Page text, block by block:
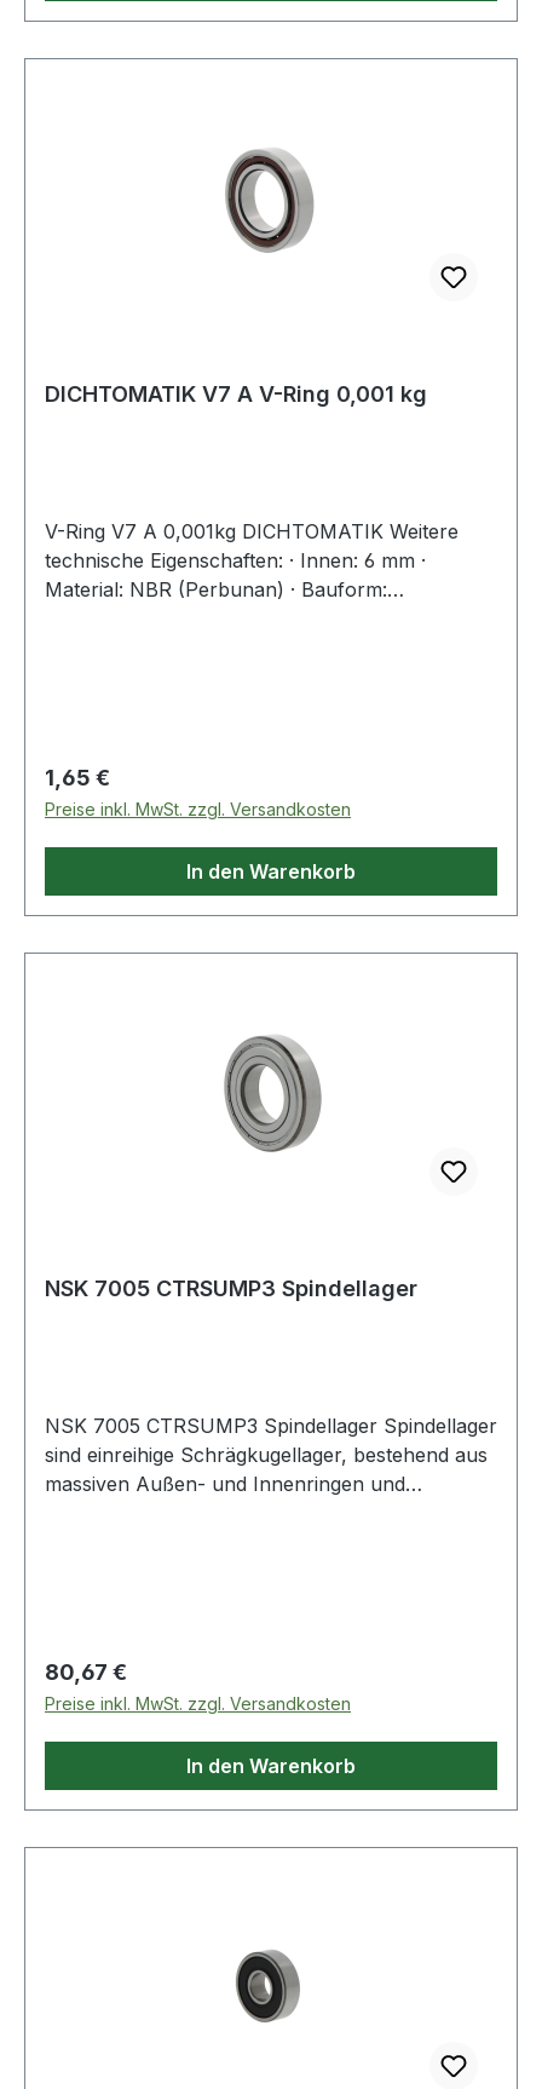
DICHTOMATIK V7 A V-Ring 0,001 kg
V-Ring V7 A 0,001kg DICHTOMATIK Weitere
technische Eigenschaften: · Innen: 6 mm ·
Material: NBR (Perbunan) · Bauform:
Regulärer Preis:
1,65 €
Preise inkl. MwSt. zzgl. Versandkosten
In den Warenkorb
NSK 7005 CTRSUMP3 Spindellager
NSK 7005 CTRSUMP3 Spindellager Spindellager
sind einreihige Schrägkugellager, bestehend aus
massiven Außen- und Innenringen und
Regulärer Preis:
80,67 €
Preise inkl. MwSt. zzgl. Versandkosten
In den Warenkorb